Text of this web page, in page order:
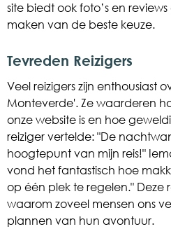
site biedt ook foto’s en
maken van de beste keuze.
Tevreden Reizigers
Veel reizigers zijn enthousiast
Monteverde'. Ze waarderen
onze website is en hoe
reiziger vertelde: "De
hoogtepunt van mijn reis!"
vond het fantastisch hoe
op één plek te regelen." Deze
waarom zoveel mensen ons
plannen van hun avontuur.